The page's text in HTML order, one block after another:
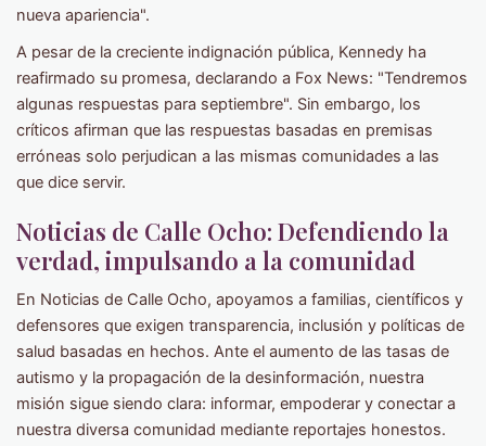
nueva apariencia".
A pesar de la creciente indignación pública, Kennedy ha
reafirmado su promesa, declarando a Fox News: "Tendremos
algunas respuestas para septiembre". Sin embargo, los
críticos afirman que las respuestas basadas en premisas
erróneas solo perjudican a las mismas comunidades a las
que dice servir.
Noticias de Calle Ocho: Defendiendo la
verdad, impulsando a la comunidad
En Noticias de Calle Ocho, apoyamos a familias, científicos y
defensores que exigen transparencia, inclusión y políticas de
salud basadas en hechos. Ante el aumento de las tasas de
autismo y la propagación de la desinformación, nuestra
misión sigue siendo clara: informar, empoderar y conectar a
nuestra diversa comunidad mediante reportajes honestos.